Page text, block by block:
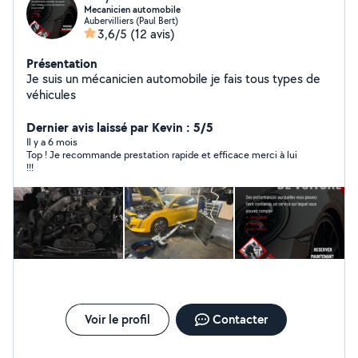
Mecanicien automobile
Aubervilliers (Paul Bert)
3,6/5 (12 avis)
Présentation
Je suis un mécanicien automobile je fais tous types de
véhicules
Dernier avis laissé par Kevin : 5/5
Il y a 6 mois
Top ! Je recommande prestation rapide et efficace merci à lui
!!!
Voir le profil Contacter